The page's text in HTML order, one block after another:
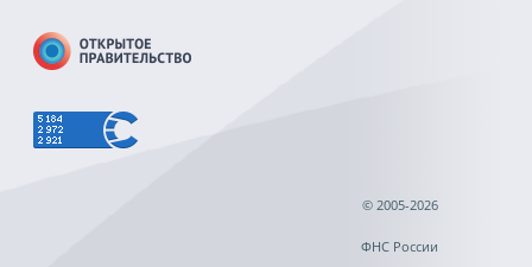
© 2005-2026
ФНС России